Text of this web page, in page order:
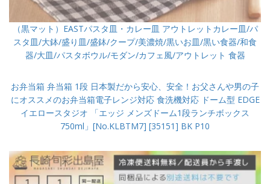
（黒マット）EASTパスタ皿・カレー皿 アウトレットカレー皿/パ
スタ皿/大鉢/盛り皿/盛鉢/クープ/美濃焼/黒いお皿/黒い食器/和食
器/大皿/パスタボウル/モダン/カフェ風/アウトレット 食器
お弁当箱 弁当箱 1段 日本製だから安心、安全！お父さんや男の子
にオススメのお弁当箱電子レンジ対応 食洗機対応 ドーム型 EDGE
イエロースタジオ 「エッジ メンズドーム1段ランチボックス
750ml」[No.KLBTM7] [35151] BK P10